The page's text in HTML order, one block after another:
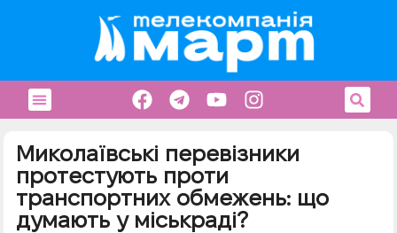
Миколаївські перевізники
протестують проти
транспортних обмежень: що
думають у міськраді?